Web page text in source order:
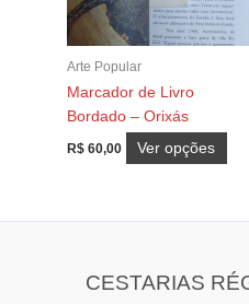
Arte Popular
Marcador de Livro
Bordado – Orixás
R$ 60,00 Ver opções
CESTARIAS